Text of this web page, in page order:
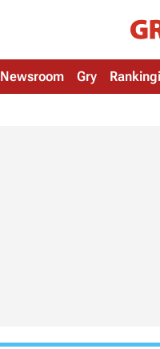
Newsroom Gry Rankingi